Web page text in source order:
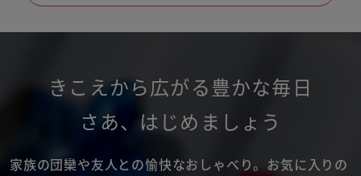
きこえから広がる豊かな毎日
さあ、 はじめましょう
家族の団欒や友人との愉快なおしゃべり。 お気に入りの